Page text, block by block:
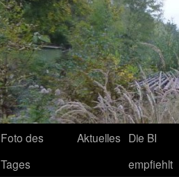
Foto des
Tages
Aktuelles Die BI
empfiehlt